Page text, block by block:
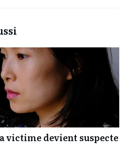
victime devient suspecte